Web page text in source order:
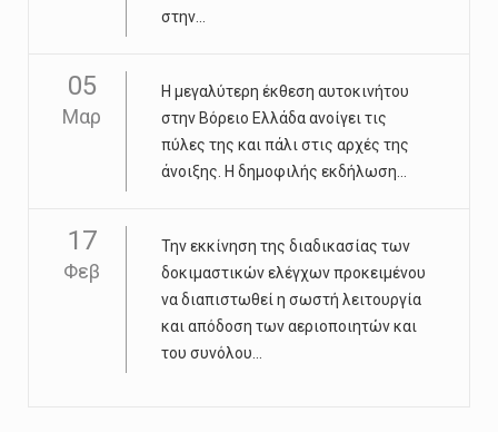
στην...
05
Μαρ
Η μεγαλύτερη έκθεση αυτοκινήτου
στην Βόρειο Ελλάδα ανοίγει τις
πύλες της και πάλι στις αρχές της
άνοιξης. Η δημοφιλής εκδήλωση...
17
Φεβ
Την εκκίνηση της διαδικασίας των
δοκιμαστικών ελέγχων προκειμένου
να διαπιστωθεί η σωστή λειτουργία
και απόδοση των αεριοποιητών και
του συνόλου...